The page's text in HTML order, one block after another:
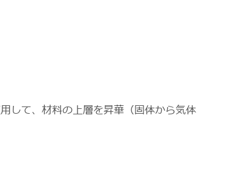
して、材料の上層を昇華（固体から気体